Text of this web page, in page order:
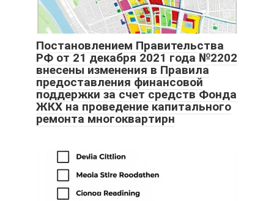
Постановлением Правительства
РФ от 21 декабря 2021 года №2202
внесены изменения в Правила
предоставления финансовой
поддержки за счет средств Фонда
ЖКХ на проведение капитального
ремонта многоквартирн